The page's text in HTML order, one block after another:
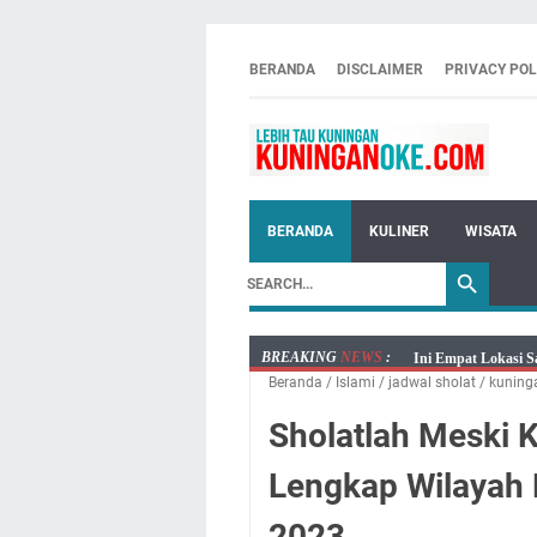
BERANDA DISCLAIMER PRIVACY
BERANDA KULINER WISATA
BREAKING NEWS :
Ini Empat Lokasi
Jumat 7 Agustus
Embun Pagi
Tetap Berjalan
Salat Lima Waktu
Menenangkan, Ini
Beranda / Islami / jadwal sholat /
Sholatlah Meski
Lengkap